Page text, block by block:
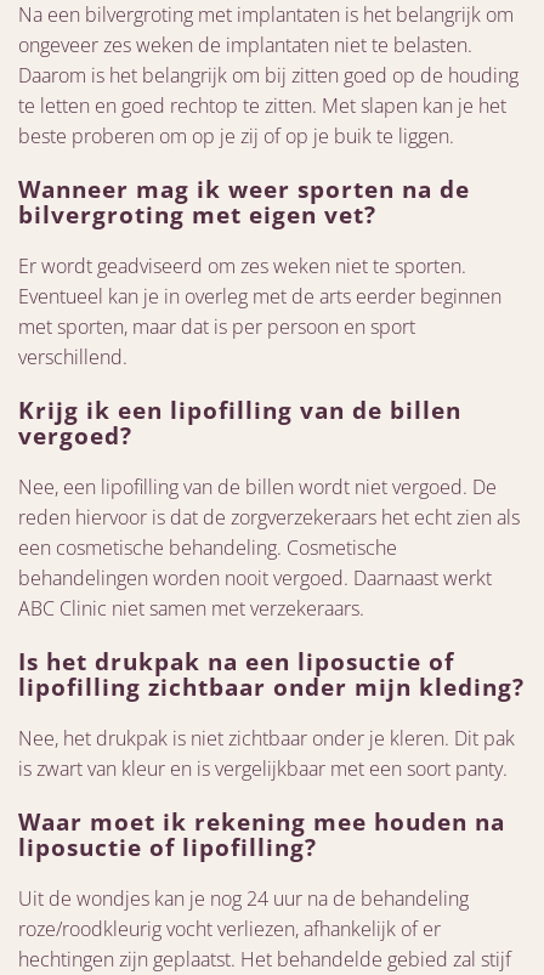
Na een bilvergroting met implantaten is het belangrijk om
ongeveer zes weken de implantaten niet te belasten.
Daarom is het belangrijk om bij zitten goed op de houding
te letten en goed rechtop te zitten. Met slapen kan je het
beste proberen om op je zij of op je buik te liggen.
Wanneer mag ik weer sporten na de
bilvergroting met eigen vet?
Er wordt geadviseerd om zes weken niet te sporten.
Eventueel kan je in overleg met de arts eerder beginnen
met sporten, maar dat is per persoon en sport
verschillend.
Krijg ik een lipofilling van de billen
vergoed?
Nee, een lipofilling van de billen wordt niet vergoed. De
reden hiervoor is dat de zorgverzekeraars het echt zien als
een cosmetische behandeling. Cosmetische
behandelingen worden nooit vergoed. Daarnaast werkt
ABC Clinic niet samen met verzekeraars.
Is het drukpak na een liposuctie of
lipofilling zichtbaar onder mijn kleding?
Nee, het drukpak is niet zichtbaar onder je kleren. Dit pak
is zwart van kleur en is vergelijkbaar met een soort panty.
Waar moet ik rekening mee houden na
liposuctie of lipofilling?
Uit de wondjes kan je nog 24 uur na de behandeling
roze/roodkleurig vocht verliezen, afhankelijk of er
hechtingen zijn geplaatst. Het behandelde gebied zal stijf